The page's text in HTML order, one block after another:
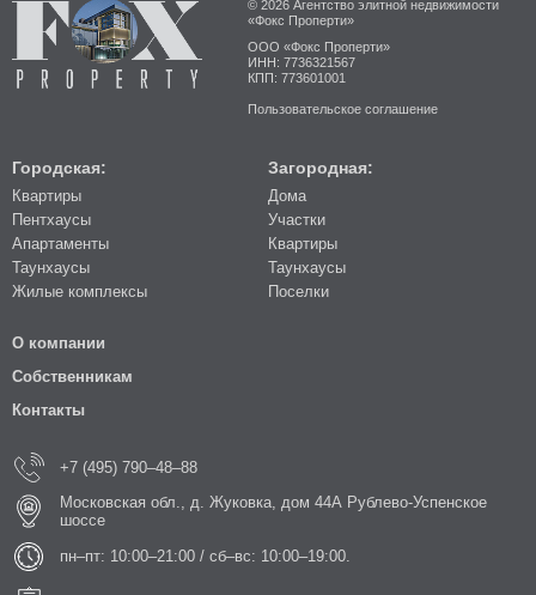
© 2026 Агентство элитной недвижимости
«Фокс Проперти»
ООО «Фокс Проперти»
ИНН: 7736321567
КПП: 773601001
Пользовательское соглашение
Городская:
Квартиры
Пентхаусы
Апартаменты
Таунхаусы
Жилые комплексы
Загородная:
Дома
Участки
Квартиры
Таунхаусы
Поселки
О компании
Собственникам
Контакты
+7 (495) 790–48–88
Московская обл., д. Жуковка, дом 44А Рублево-Успенское
шоссе
пн–пт: 10:00–21:00 / сб–вс: 10:00–19:00.